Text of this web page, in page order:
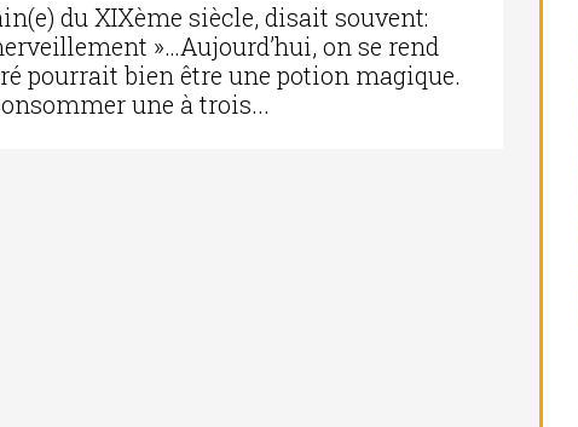
du XIXème siècle, disait souvent:
»…Aujourd’hui, on se rend
pourrait bien être une potion magique.
une à trois...